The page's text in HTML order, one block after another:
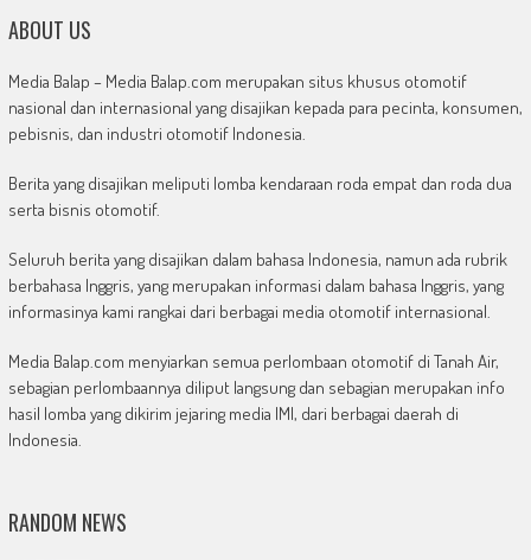
ABOUT US
Media Balap – Media Balap.com merupakan situs khusus otomotif
nasional dan internasional yang disajikan kepada para pecinta, konsumen,
pebisnis, dan industri otomotif Indonesia.
Berita yang disajikan meliputi lomba kendaraan roda empat dan roda dua
serta bisnis otomotif.
Seluruh berita yang disajikan dalam bahasa Indonesia, namun ada rubrik
berbahasa Inggris, yang merupakan informasi dalam bahasa Inggris, yang
informasinya kami rangkai dari berbagai media otomotif internasional.
Media Balap.com menyiarkan semua perlombaan otomotif di Tanah Air,
sebagian perlombaannya diliput langsung dan sebagian merupakan info
hasil lomba yang dikirim jejaring media IMI, dari berbagai daerah di
Indonesia.
RANDOM NEWS